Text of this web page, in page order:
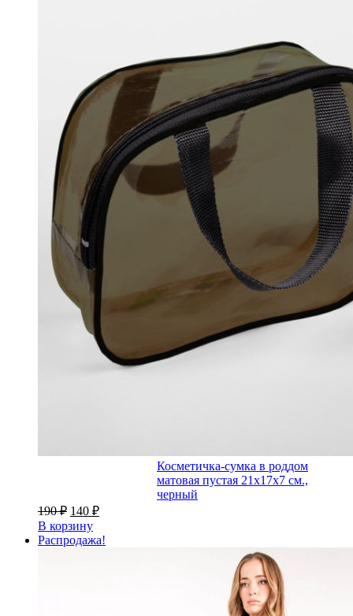
Косметичка-сумка в роддом
матовая пустая 21х17х7 см.,
черный
190₽ 140 ₽
В корзину
Распродажа!